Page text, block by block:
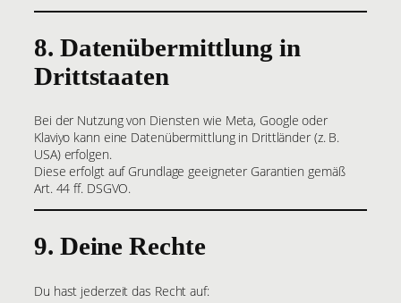
8. Datenübermittlung in
Drittstaaten
Bei der Nutzung von Diensten wie Meta, Google oder
Klaviyo kann eine Datenübermittlung in Drittländer (z. B.
USA) erfolgen.
Diese erfolgt auf Grundlage geeigneter Garantien gemäß
Art. 44 ff. DSGVO.
9. Deine Rechte
Du hast jederzeit das Recht auf: